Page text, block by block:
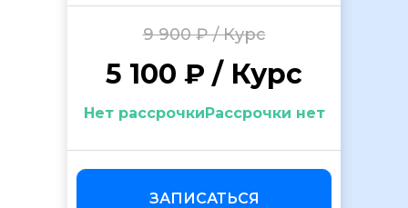
9 900 ₽ / Курс
5 100 ₽ / Курс
Нет рассрочкиРассрочки нет
ЗАПИСАТЬСЯ